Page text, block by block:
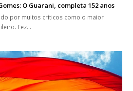
O Guarani, completa 152 anos
por muitos críticos como o maior
Fez…